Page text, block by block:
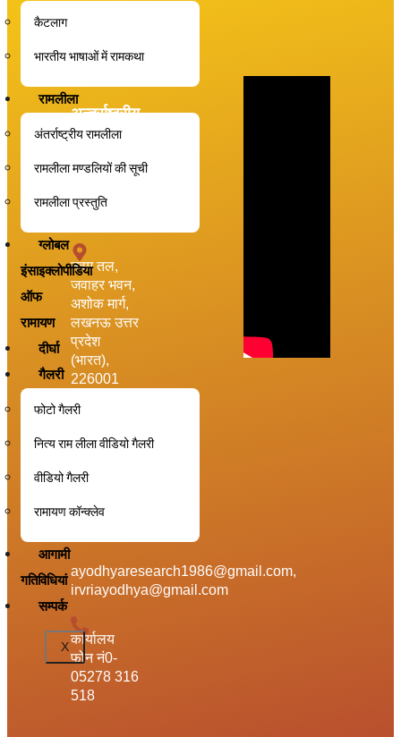
कैटलाग
भारतीय भाषाओं में रामकथा
रामलीला
अंतर्राष्ट्रीय रामलीला
रामलीला मण्डलियों की सूची
रामलीला प्रस्तुति
ग्लोबल
इंसाइक्लोपीडिया
ऑफ
रामायण
दीर्घा
गैलरी
फोटो गैलरी
नित्य राम लीला वीडियो गैलरी
वीडियो गैलरी
रामायण कॉन्क्लेव
आगामी
गतिविधियां
सम्पर्क
X
अन्तर्राष्ट्रीय
रामायण एवं
वैदिक शोध
संस्थान
नवम तल,
जवाहर भवन,
अशोक मार्ग,
लखनऊ उत्तर
प्रदेश
(भारत),
226001
स्मारक भवन
उत्तर प्रदेश
(भारत)
ayodhyaresearch1986@gmail.com,
irvriayodhya@gmail.com
कार्यालय
फोन नं0-
05278 316
518